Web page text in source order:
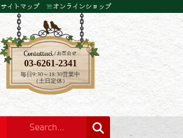
サイトマップ オンラインショップ
03-6261-2341
毎日9:30～18:30営業中
（土日定休）